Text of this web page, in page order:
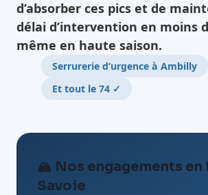
d’absorber ces pics et de
délai d’intervention en moins
même en haute saison.
Serrurerie d’urgence à Ambilly
Et tout le 74 ✓
🏔️ Nos engagements en
Savoie